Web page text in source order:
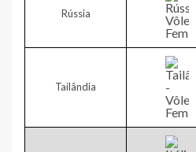
Rússia
Tailândia